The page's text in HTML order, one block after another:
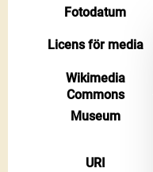
Fotodatum
Licens för media
Wikimedia
Commons
Museum
URI